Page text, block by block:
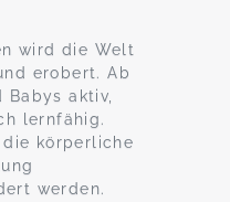
wird die Welt
erobert. Ab
Babys aktiv,
lernfähig.
körperliche
werden.